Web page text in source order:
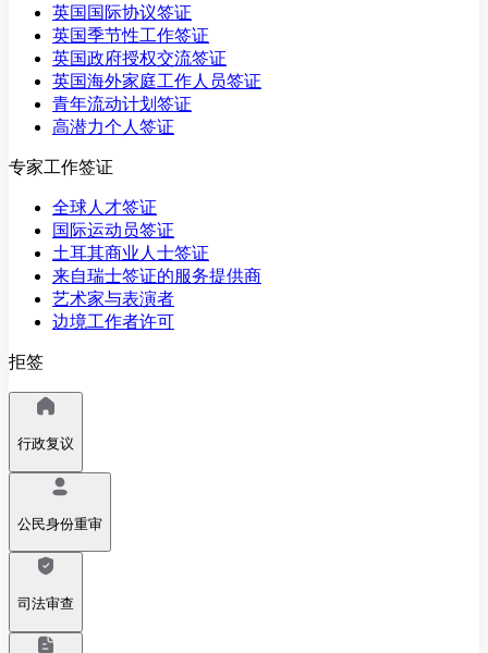
英国国际协议签证
英国季节性工作签证
英国政府授权交流签证
英国海外家庭工作人员签证
青年流动计划签证
高潜力个人签证
专家工作签证
全球人才签证
国际运动员签证
土耳其商业人士签证
来自瑞士签证的服务提供商
艺术家与表演者
边境工作者许可
拒签
行政复议
公民身份重审
司法审查